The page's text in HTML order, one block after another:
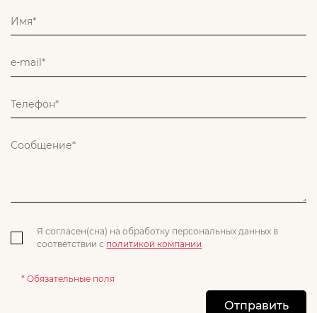
Я согласен(сна) на обработку персональных данных в
соответствии с политикой компании.
* Обязательные поля
Отправить